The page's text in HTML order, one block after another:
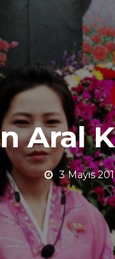
Aral
3 Mayıs